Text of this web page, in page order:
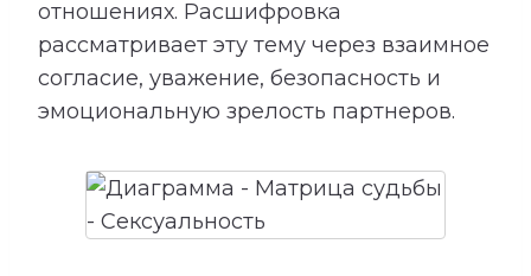
отношениях. Расшифровка
рассматривает эту тему через взаимное
согласие, уважение, безопасность и
эмоциональную зрелость партнеров.